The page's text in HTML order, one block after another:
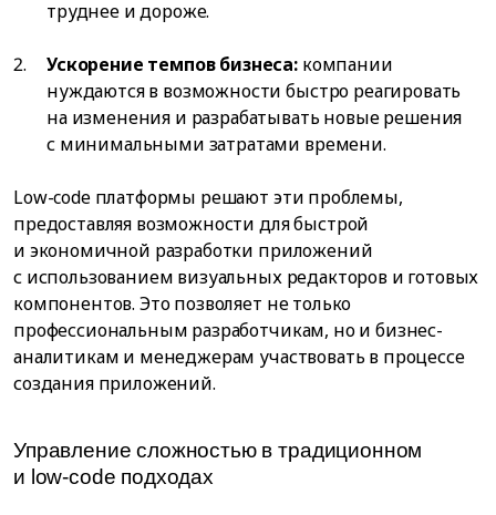
труднее и дороже.
Ускорение темпов бизнеса: компании
нуждаются в возможности быстро реагировать
на изменения и разрабатывать новые решения
с минимальными затратами времени.
Low-code платформы решают эти проблемы,
предоставляя возможности для быстрой
и экономичной разработки приложений
с использованием визуальных редакторов и готовых
компонентов. Это позволяет не только
профессиональным разработчикам, но и бизнес-
аналитикам и менеджерам участвовать в процессе
создания приложений.
Управление сложностью в традиционном
и low-code подходах